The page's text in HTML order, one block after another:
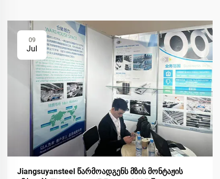
09
Jul
Jiangsuyansteel წარმოადგენს მზის მონტაჟის